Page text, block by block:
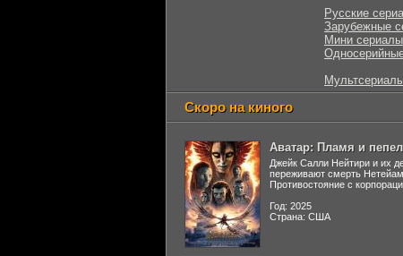
Русские
Зарубежные
Мини сериалы
Скоро на киного
Аватар: Пламя и пепел
Джейк Салли Нейтири и их
переживают смерть
Противостояние с
Год: 2025
Страна: США